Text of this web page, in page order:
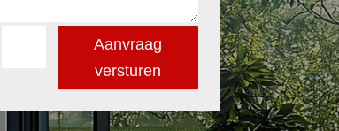
Aanvraag
versturen